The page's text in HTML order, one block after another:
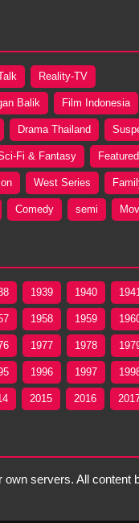
Reality-TV
Balik Film Indonesia
Drama Thailand
Fi & Fantasy Featured
West Series
Comedy semi
1939 1940 1941
1958 1959
1977 1978
1996 1997
2015 2016
servers. All content